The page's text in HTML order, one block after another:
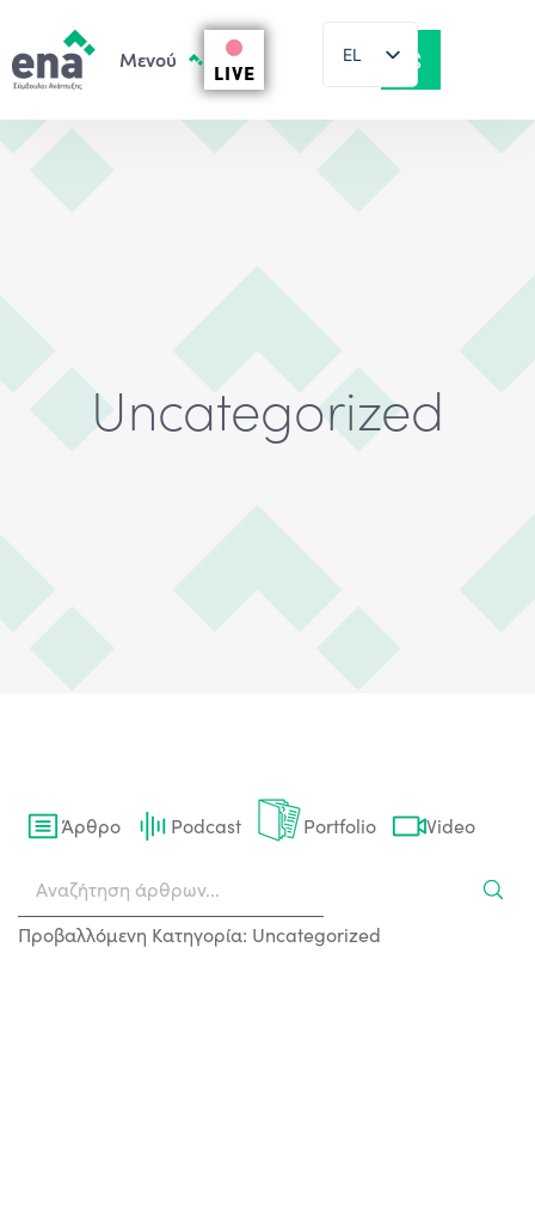
LIVE
EL
EN
Uncategorized
Άρθρο Podcast Portfolio Video
Προβαλλόμενη Κατηγορία: Uncategorized